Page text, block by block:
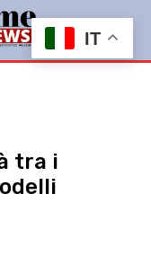
tra i
IT